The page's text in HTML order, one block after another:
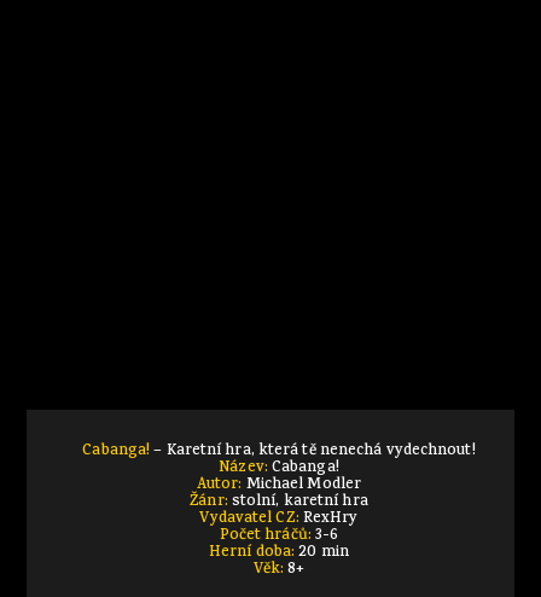
Cabanga! – Karetní hra, která tě nenechá vydechnout!
Název: Cabanga!
Autor: Michael Modler
Žánr: stolní, karetní hra
Vydavatel CZ: RexHry
Počet hráčů: 3-6
Herní doba: 20 min
Věk: 8+